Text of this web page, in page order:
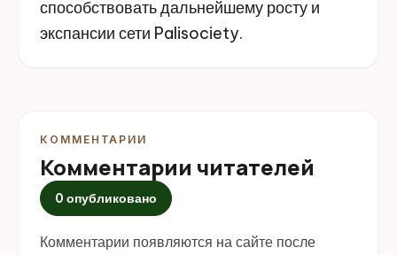
способствовать дальнейшему росту и
экспансии сети Palisociety.
КОММЕНТАРИИ
Комментарии читателей
0 опубликовано
Комментарии появляются на сайте после